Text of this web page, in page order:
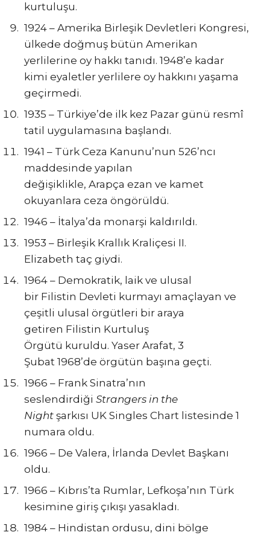
kurtuluşu.
1924 – Amerika Birleşik Devletleri Kongresi,
ülkede doğmuş bütün Amerikan
yerlilerine oy hakkı tanıdı. 1948’e kadar
kimi eyaletler yerlilere oy hakkını yaşama
geçirmedi.
1935 – Türkiye’de ilk kez Pazar günü resmî
tatil uygulamasına başlandı.
1941 – Türk Ceza Kanunu’nun 526’ncı
maddesinde yapılan
değişiklikle, Arapça ezan ve kamet
okuyanlara ceza öngörüldü.
1946 – İtalya’da monarşi kaldırıldı.
1953 – Birleşik Krallık Kraliçesi II.
Elizabeth taç giydi.
1964 – Demokratik, laik ve ulusal
bir Filistin Devleti kurmayı amaçlayan ve
çeşitli ulusal örgütleri bir araya
getiren Filistin Kurtuluş
Örgütü kuruldu. Yaser Arafat, 3
Şubat 1968’de örgütün başına geçti.
1966 – Frank Sinatra’nın
seslendirdiği Strangers in the
Night şarkısı UK Singles Chart listesinde 1
numara oldu.
1966 – De Valera, İrlanda Devlet Başkanı
oldu.
1966 – Kıbrıs’ta Rumlar, Lefkoşa’nın Türk
kesimine giriş çıkışı yasakladı.
1984 – Hindistan ordusu, dini bölge